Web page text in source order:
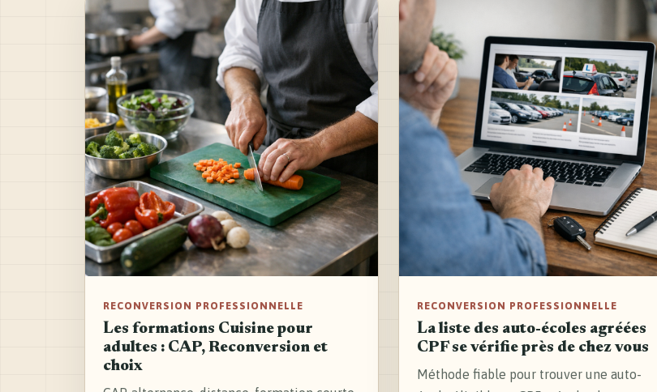
RECONVERSION PROFESSIONNELLE
Les formations Cuisine pour
adultes : CAP, Reconversion et
choix
RECONVERSION PROFESSIONNELLE
La liste des auto-écoles agréées
CPF se vérifie près de chez vous
Méthode fiable pour trouver une auto-